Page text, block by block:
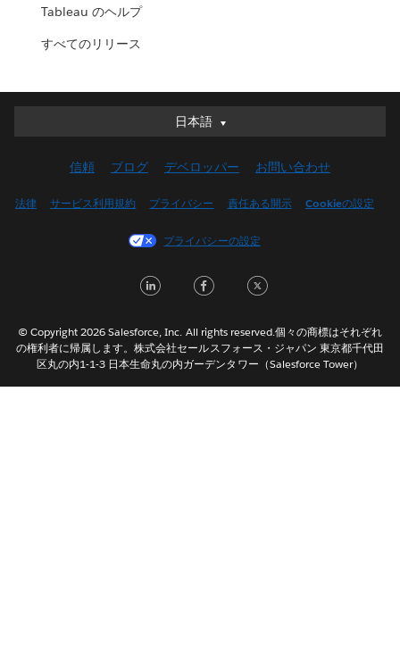
Tableau のヘルプ
すべてのリリース
日本語
日本語
English (UK)
Français (Canada)
Italiano
Nederlands
Português
信頼 ブログ デベロッパー お問い合わせ
法律 サービス利用規約 プライバシー 責任ある開示 Cookieの設定
プライバシーの設定
LinkedInFacebook
© Copyright 2026 Salesforce, Inc. All rights reserved.個々の商標はそれぞれ
の権利者に帰属します。株式会社セールスフォース・ジャパン 東京都千代田
区丸の内1-1-3 日本生命丸の内ガーデンタワー（Salesforce Tower）